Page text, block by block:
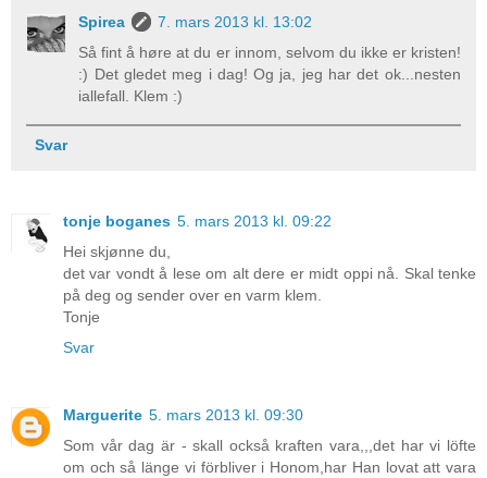
Spirea
7. mars 2013 kl. 13:02
Så fint å høre at du er innom, selvom du ikke er kristen!
:) Det gledet meg i dag! Og ja, jeg har det ok...nesten
iallefall. Klem :)
Svar
tonje boganes 5. mars 2013 kl. 09:22
Hei skjønne du,
det var vondt å lese om alt dere er midt oppi nå. Skal tenke
på deg og sender over en varm klem.
Tonje
Svar
Marguerite 5. mars 2013 kl. 09:30
Som vår dag är - skall också kraften vara,,,det har vi löfte
om och så länge vi förbliver i Honom,har Han lovat att vara